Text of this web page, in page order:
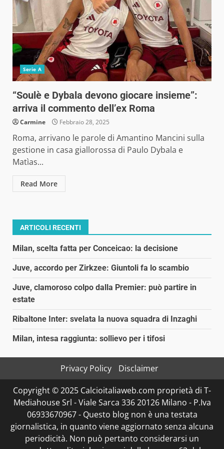
Serie A
“Soulè e Dybala devono giocare insieme”:
arriva il commento dell’ex Roma
Carmine Febbraio 28, 2025
Roma, arrivano le parole di Amantino Mancini sulla
gestione in casa giallorossa di Paulo Dybala e
Matìas...
Read More
ARTICOLI RECENTI
Milan, scelta fatta per Conceicao: la decisione
Juve, accordo per Zirkzee: Giuntoli fa lo scambio
Juve, clamoroso colpo dalla Premier: può partire in
estate
Ribaltone Inter: svelata la nuova squadra di Inzaghi
Milan, intesa raggiunta: sollievo per i tifosi
Privacy Policy
Disclaimer
Copyright © 2025 Calcioitaliaweb.com proprietà di T-
Mediahouse Srl - Viale Sarca 336 20126 Milano - P.Iva
06933670967 - Questo blog non è una testata
giornalistica, in quanto viene aggiornato senza alcuna
periodicità. Non può pertanto considerarsi un